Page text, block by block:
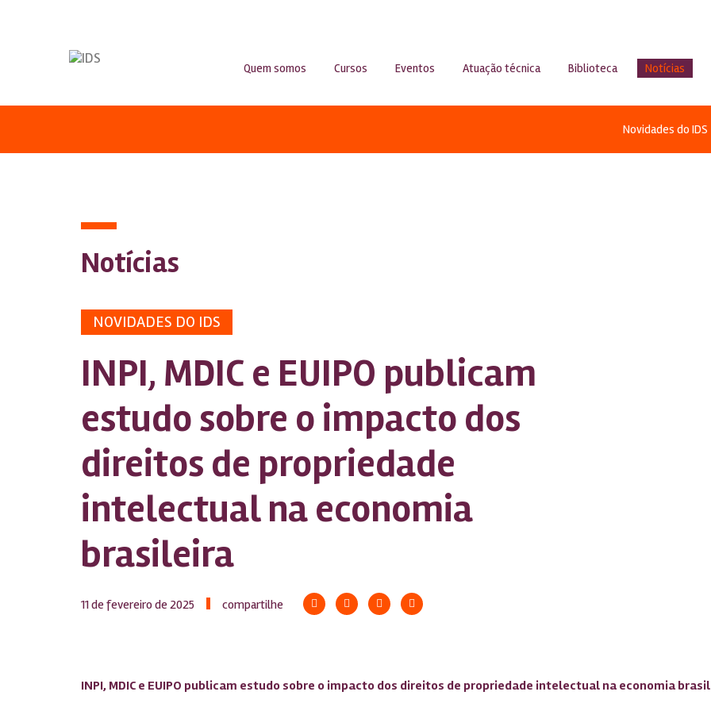
Quem somos Cursos Eventos Atuação técnica Biblioteca Notícias
Novidades do IDS
Notícias
NOVIDADES DO IDS
INPI, MDIC e EUIPO publicam
estudo sobre o impacto dos
direitos de propriedade
intelectual na economia
brasileira
11 de fevereiro de 2025 compartilhe
INPI, MDIC e EUIPO publicam estudo sobre o impacto dos direitos de propriedade intelectual na economia